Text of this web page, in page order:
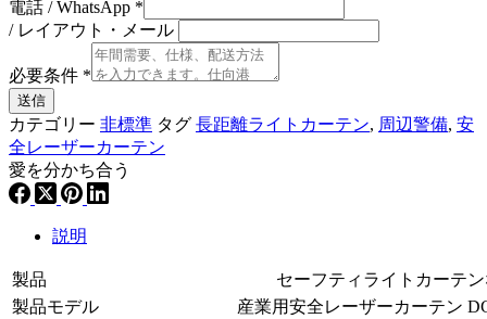
電話 / WhatsApp *
/ レイアウト・メール
必要条件 *
送信
カテゴリー 非標準 タグ 長距離ライトカーテン, 周辺警備, 安
全レーザーカーテン
愛を分かち合う
説明
製品
セーフティライトカーテン
製品モデル
産業用安全レーザーカーテン